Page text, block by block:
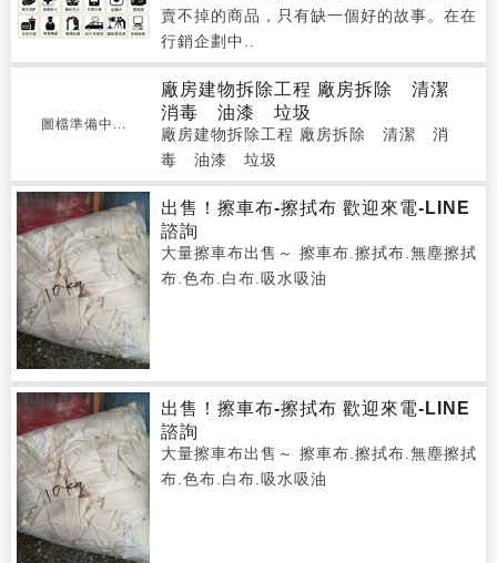
賣不掉的商品，只有缺一個好的故事。在在
行銷企劃中..
圖檔準備中...
廠房建物拆除工程 廠房拆除 清潔
消毒 油漆 垃圾
廠房建物拆除工程 廠房拆除 清潔 消
毒 油漆 垃圾
出售！擦車布-擦拭布 歡迎來電-LINE
諮詢
大量擦車布出售～ 擦車布.擦拭布.無塵擦拭
布.色布.白布.吸水吸油
出售！擦車布-擦拭布 歡迎來電-LINE
諮詢
大量擦車布出售～ 擦車布.擦拭布.無塵擦拭
布.色布.白布.吸水吸油